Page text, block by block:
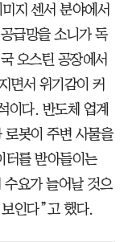
지 센서 분야에서
급망을 소니가 독
오스틴 공장에서
면서 위기감이 커
이다. 반도체 업계
로봇이 주변 사물을
터를 받아들이는
수요가 늘어날 것으
인다”고 했다.